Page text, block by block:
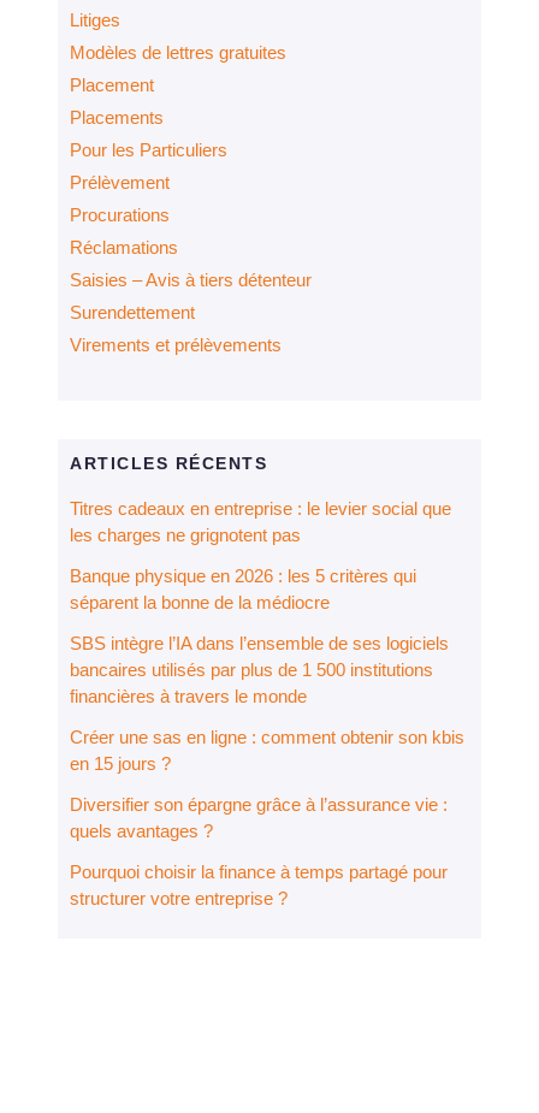
Litiges
Modèles de lettres gratuites
Placement
Placements
Pour les Particuliers
Prélèvement
Procurations
Réclamations
Saisies – Avis à tiers détenteur
Surendettement
Virements et prélèvements
ARTICLES RÉCENTS
Titres cadeaux en entreprise : le levier social que
les charges ne grignotent pas
Banque physique en 2026 : les 5 critères qui
séparent la bonne de la médiocre
SBS intègre l’IA dans l’ensemble de ses logiciels
bancaires utilisés par plus de 1 500 institutions
financières à travers le monde
Créer une sas en ligne : comment obtenir son kbis
en 15 jours ?
Diversifier son épargne grâce à l’assurance vie :
quels avantages ?
Pourquoi choisir la finance à temps partagé pour
structurer votre entreprise ?